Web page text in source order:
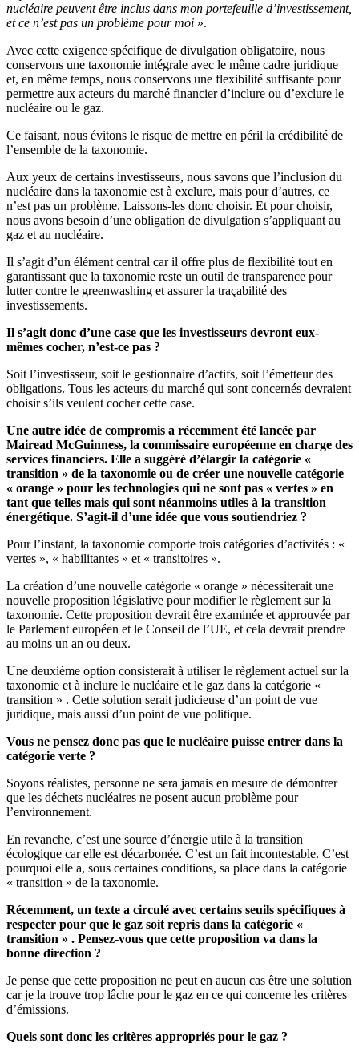
nucléaire peuvent être inclus dans mon portefeuille d’investissement,
et ce n’est pas un problème pour moi ».
Avec cette exigence spécifique de divulgation obligatoire, nous
conservons une taxonomie intégrale avec le même cadre juridique
et, en même temps, nous conservons une flexibilité suffisante pour
permettre aux acteurs du marché financier d’inclure ou d’exclure le
nucléaire ou le gaz.
Ce faisant, nous évitons le risque de mettre en péril la crédibilité de
l’ensemble de la taxonomie.
Aux yeux de certains investisseurs, nous savons que l’inclusion du
nucléaire dans la taxonomie est à exclure, mais pour d’autres, ce
n’est pas un problème. Laissons-les donc choisir. Et pour choisir,
nous avons besoin d’une obligation de divulgation s’appliquant au
gaz et au nucléaire.
Il s’agit d’un élément central car il offre plus de flexibilité tout en
garantissant que la taxonomie reste un outil de transparence pour
lutter contre le greenwashing et assurer la traçabilité des
investissements.
Il s’agit donc d’une case que les investisseurs devront eux-
mêmes cocher, n’est-ce pas ?
Soit l’investisseur, soit le gestionnaire d’actifs, soit l’émetteur des
obligations. Tous les acteurs du marché qui sont concernés devraient
choisir s’ils veulent cocher cette case.
Une autre idée de compromis a récemment été lancée par
Mairead McGuinness, la commissaire européenne en charge des
services financiers. Elle a suggéré d’élargir la catégorie «
transition » de la taxonomie ou de créer une nouvelle catégorie
« orange » pour les technologies qui ne sont pas « vertes » en
tant que telles mais qui sont néanmoins utiles à la transition
énergétique. S’agit-il d’une idée que vous soutiendriez ?
Pour l’instant, la taxonomie comporte trois catégories d’activités : «
vertes », « habilitantes » et « transitoires ».
La création d’une nouvelle catégorie « orange » nécessiterait une
nouvelle proposition législative pour modifier le règlement sur la
taxonomie. Cette proposition devrait être examinée et approuvée par
le Parlement européen et le Conseil de l’UE, et cela devrait prendre
au moins un an ou deux.
Une deuxième option consisterait à utiliser le règlement actuel sur la
taxonomie et à inclure le nucléaire et le gaz dans la catégorie «
transition » . Cette solution serait judicieuse d’un point de vue
juridique, mais aussi d’un point de vue politique.
Vous ne pensez donc pas que le nucléaire puisse entrer dans la
catégorie verte ?
Soyons réalistes, personne ne sera jamais en mesure de démontrer
que les déchets nucléaires ne posent aucun problème pour
l’environnement.
En revanche, c’est une source d’énergie utile à la transition
écologique car elle est décarbonée. C’est un fait incontestable. C’est
pourquoi elle a, sous certaines conditions, sa place dans la catégorie
« transition » de la taxonomie.
Récemment, un texte a circulé avec certains seuils spécifiques à
respecter pour que le gaz soit repris dans la catégorie «
transition » . Pensez-vous que cette proposition va dans la
bonne direction ?
Je pense que cette proposition ne peut en aucun cas être une solution
car je la trouve trop lâche pour le gaz en ce qui concerne les critères
d’émissions.
Quels sont donc les critères appropriés pour le gaz ?